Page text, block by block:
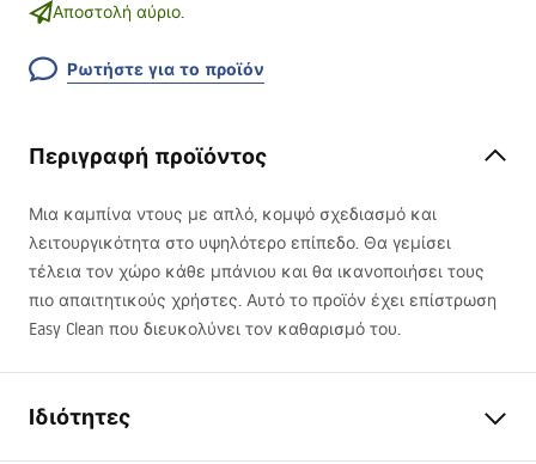
Αποστολή αύριο.
Ρωτήστε για το προϊόν
Περιγραφή προϊόντος
Μια καμπίνα ντους με απλό, κομψό σχεδιασμό και
λειτουργικότητα στο υψηλότερο επίπεδο. Θα γεμίσει
τέλεια τον χώρο κάθε μπάνιου και θα ικανοποιήσει τους
πιο απαιτητικούς χρήστες. Αυτό το προϊόν έχει επίστρωση
Easy Clean που διευκολύνει τον καθαρισμό του.
Ιδιότητες